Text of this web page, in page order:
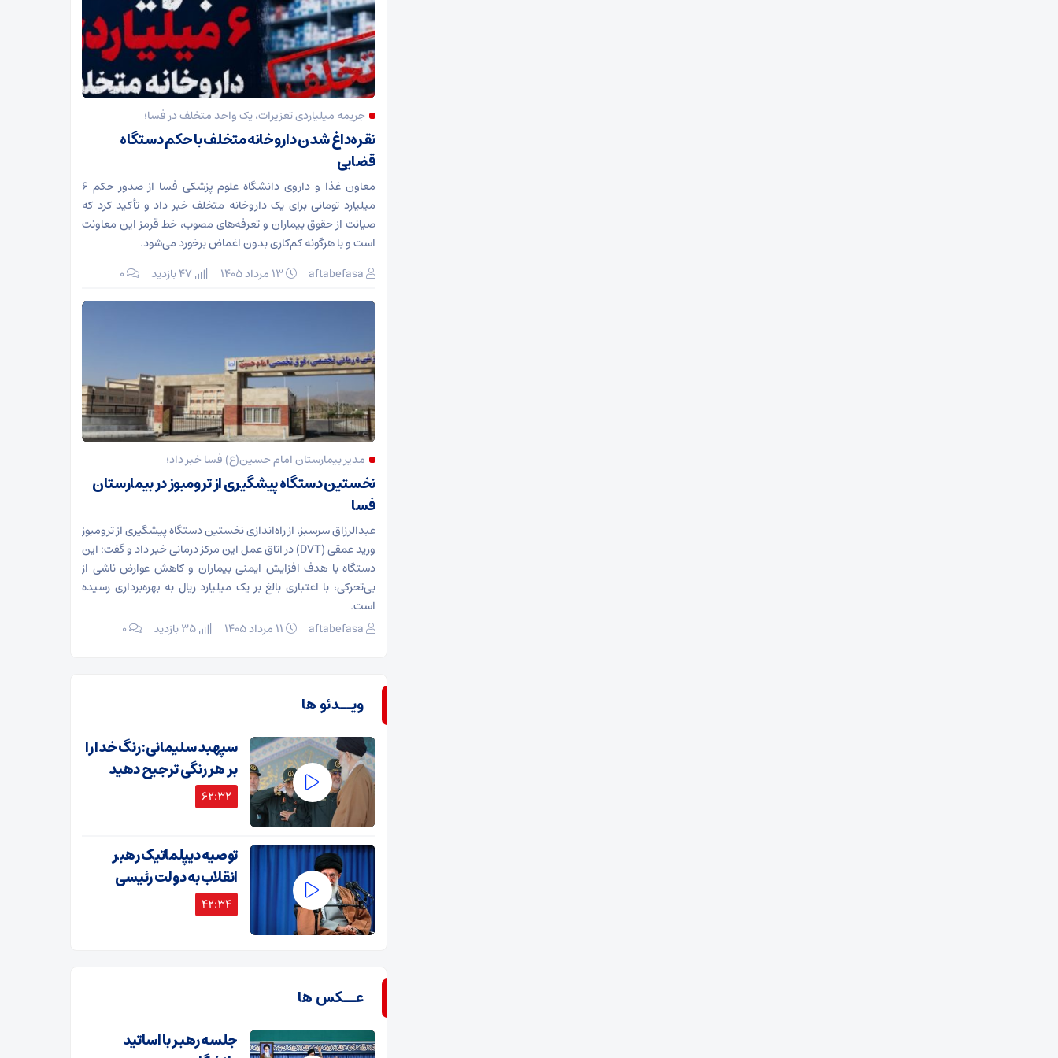
جریمه میلیاردی تعزیرات، یک واحد متخلف در فسا؛
نقره‌داغ شدن داروخانه متخلف با حکم دستگاه
قضایی
معاون غذا و داروی دانشگاه علوم پزشکی فسا از صدور حکم ۶
میلیارد تومانی برای یک داروخانه متخلف خبر داد و تأکید کرد که
صیانت از حقوق بیماران و تعرفه‌های مصوب، خط قرمز این معاونت
است و با هرگونه کم‌کاری بدون اغماض برخورد می‌شود.
aftabefasa
۰
مدیر بیمارستان امام حسین(ع) فسا خبر داد؛
نخستین دستگاه پیشگیری از ترومبوز در بیمارستان
فسا
عبدالرزاق سرسبز، از راه‌اندازی نخستین دستگاه پیشگیری از ترومبوز
ورید عمقی (DVT) در اتاق عمل این مرکز درمانی خبر داد و گفت: این
دستگاه با هدف افزایش ایمنی بیماران و کاهش عوارض ناشی از
بی‌تحرکی، با اعتباری بالغ بر یک میلیارد ریال به بهره‌برداری رسیده
است.
aftabefasa
۰
ویــدئو ها
سپهبد سلیمانی: رنگ خدا را
بر هر رنگی ترجیح دهید
62:32
توصیه دیپلماتیک رهبر
انقلاب به دولت رئیسی
42:34
عــکس ها
جلسه رهبر با اساتید